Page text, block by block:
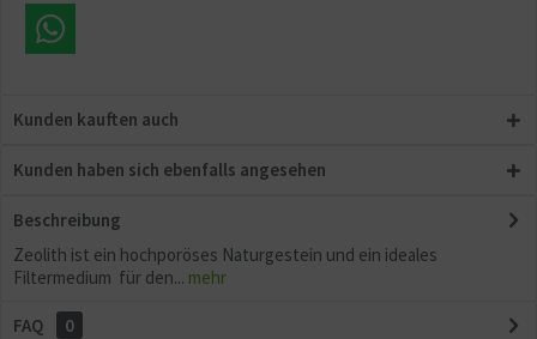
Kunden kauften auch
Kunden haben sich ebenfalls angesehen
Beschreibung
Zeolith ist ein hochporöses Naturgestein und ein ideales
Filtermedium für den... mehr
FAQ
0